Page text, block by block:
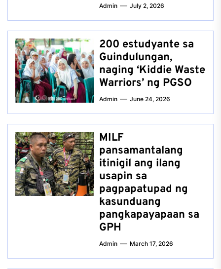
Admin July 2, 2026
200 estudyante sa
Guindulungan,
naging ‘Kiddie Waste
Warriors’ ng PGSO
Admin June 24, 2026
MILF
pansamantalang
itinigil ang ilang
usapin sa
pagpapatupad ng
kasunduang
pangkapayapaan sa
GPH
Admin March 17, 2026